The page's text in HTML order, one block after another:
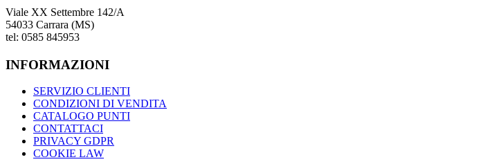
Viale XX Settembre 142/A
54033 Carrara (MS)
tel: 0585 845953
INFORMAZIONI
SERVIZIO CLIENTI
CONDIZIONI DI VENDITA
CATALOGO PUNTI
CONTATTACI
PRIVACY GDPR
COOKIE LAW